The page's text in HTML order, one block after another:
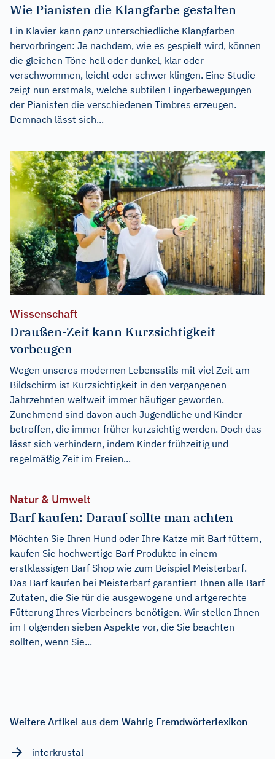
Wie Pianisten die Klangfarbe gestalten
Ein Klavier kann ganz unterschiedliche Klangfarben
hervorbringen: Je nachdem, wie es gespielt wird, können
die gleichen Töne hell oder dunkel, klar oder
verschwommen, leicht oder schwer klingen. Eine Studie
zeigt nun erstmals, welche subtilen Fingerbewegungen
der Pianisten die verschiedenen Timbres erzeugen.
Demnach lässt sich...
Wissenschaft
Draußen-Zeit kann Kurzsichtigkeit
vorbeugen
Wegen unseres modernen Lebensstils mit viel Zeit am
Bildschirm ist Kurzsichtigkeit in den vergangenen
Jahrzehnten weltweit immer häufiger geworden.
Zunehmend sind davon auch Jugendliche und Kinder
betroffen, die immer früher kurzsichtig werden. Doch das
lässt sich verhindern, indem Kinder frühzeitig und
regelmäßig Zeit im Freien...
Natur & Umwelt
Barf kaufen: Darauf sollte man achten
Möchten Sie Ihren Hund oder Ihre Katze mit Barf füttern,
kaufen Sie hochwertige Barf Produkte in einem
erstklassigen Barf Shop wie zum Beispiel Meisterbarf.
Das Barf kaufen bei Meisterbarf garantiert Ihnen alle Barf
Zutaten, die Sie für die ausgewogene und artgerechte
Fütterung Ihres Vierbeiners benötigen. Wir stellen Ihnen
im Folgenden sieben Aspekte vor, die Sie beachten
sollten, wenn Sie...
Weitere Artikel aus dem Wahrig Fremdwörterlexikon
interkrustal